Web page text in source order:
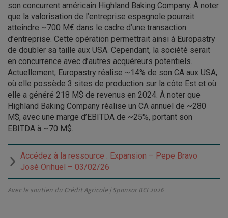
son concurrent américain Highland Baking Company. À noter
que la valorisation de l’entreprise espagnole pourrait
atteindre ~700 M€ dans le cadre d’une transaction
d’entreprise. Cette opération permettrait ainsi à Europastry
de doubler sa taille aux USA. Cependant, la société serait
en concurrence avec d’autres acquéreurs potentiels.
Actuellement, Europastry réalise ~14% de son CA aux USA,
où elle possède 3 sites de production sur la côte Est et où
elle a généré 218 M$ de revenus en 2024. À noter que
Highland Baking Company réalise un CA annuel de ~280
M$, avec une marge d’EBITDA de ~25%, portant son
EBITDA à ~70 M$.
Accédez à la ressource : Expansion – Pepe Bravo
José Orihuel – 03/02/26
Avec le soutien du Crédit Agricole | Sponsor BCI 2026